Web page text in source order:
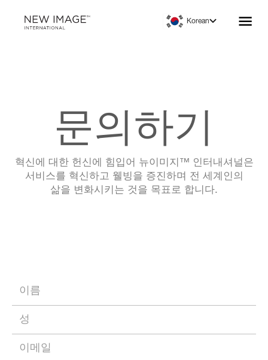
문의하기
혁신에 대한 헌신에 힘입어 뉴이미지™ 인터내셔널은
서비스를 혁신하고 웰빙을 증진하며 전 세계인의
삶을 변화시키는 것을 목표로 합니다.
Korean